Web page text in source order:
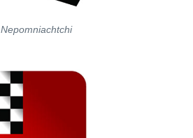
Nepomniachtchi